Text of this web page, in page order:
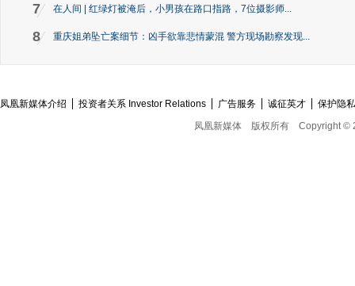
7 在人间 | 红绿灯被淹后，小男孩在路口指路，7位摄影师...
8 重庆姐弟坠亡案细节：凶手欲靠悲情蒙混 警方现场勘察发现...
凤凰新媒体介绍 投资者关系 Investor Relations 广告服务 诚征英才
保护隐
凤凰新媒体
版权所有 Copyright ©